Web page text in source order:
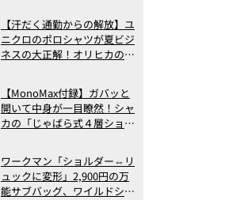
ト3】（2026年6月版）
【汗だく通勤からの解放】ユ
ニクロのポロシャツが夏ビジ
ネスの大正解！オリヒカの透
アの実力
【MonoMax付録】ガバッと
開いて中身が一目瞭然！シャ
カの「じゃばら式４層ショル
った！
ワークマン「ショルダー⇔リ
ュックに変形」2,900円の万
能サブバッグ、ワイルドシン